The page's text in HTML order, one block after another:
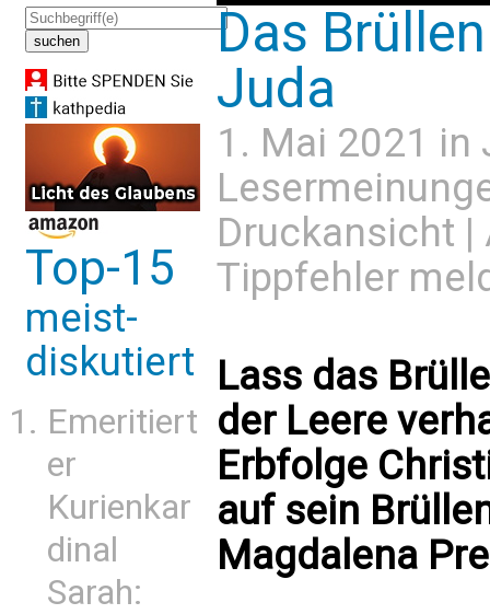
Top-15
meist-
diskutiert
Emeritiert
er
Kurienkar
dinal
Sarah:
Das
Juda
1. Mai 2021 in
Druckansicht |
Tippfehler
Lass das
der Leere
Erbfolge
auf sein
Magdalena